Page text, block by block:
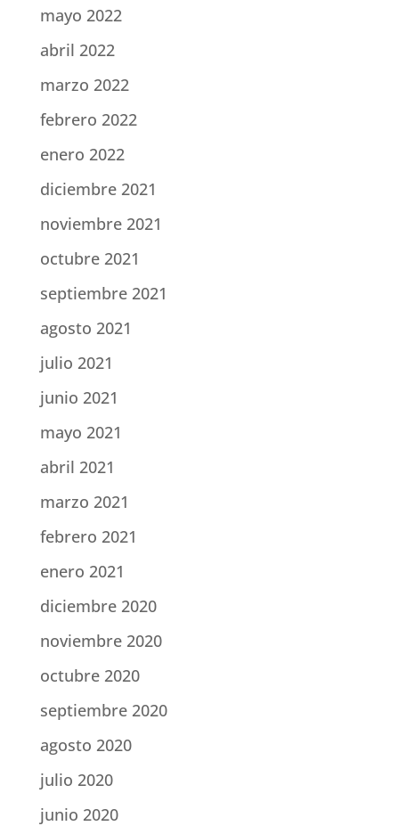
mayo 2022
abril 2022
marzo 2022
febrero 2022
enero 2022
diciembre 2021
noviembre 2021
octubre 2021
septiembre 2021
agosto 2021
julio 2021
junio 2021
mayo 2021
abril 2021
marzo 2021
febrero 2021
enero 2021
diciembre 2020
noviembre 2020
octubre 2020
septiembre 2020
agosto 2020
julio 2020
junio 2020